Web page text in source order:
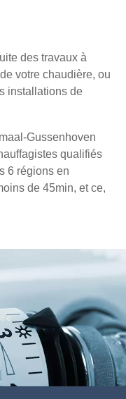
des travaux à
votre chaudière, ou
installations de
Gussenhoven
qualifiés
6 régions en
de 45min, et ce,